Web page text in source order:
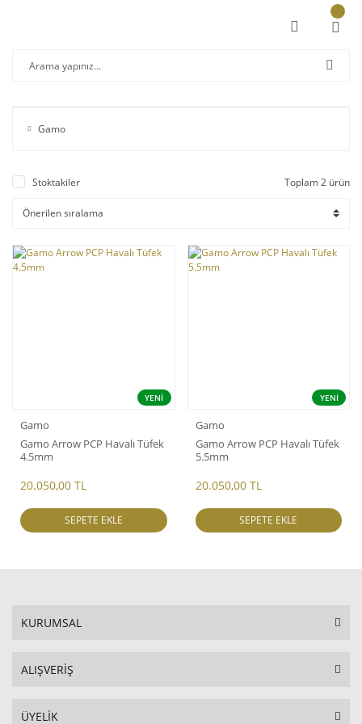
Gamo
Stoktakiler Toplam 2 ürün
YENİ
Gamo
Gamo Arrow PCP Havalı Tüfek
4.5mm
20.050,00 TL
SEPETE EKLE
YENİ
Gamo
Gamo Arrow PCP Havalı Tüfek
5.5mm
20.050,00 TL
SEPETE EKLE
KURUMSAL
ALIŞVERİŞ
ÜYELİK